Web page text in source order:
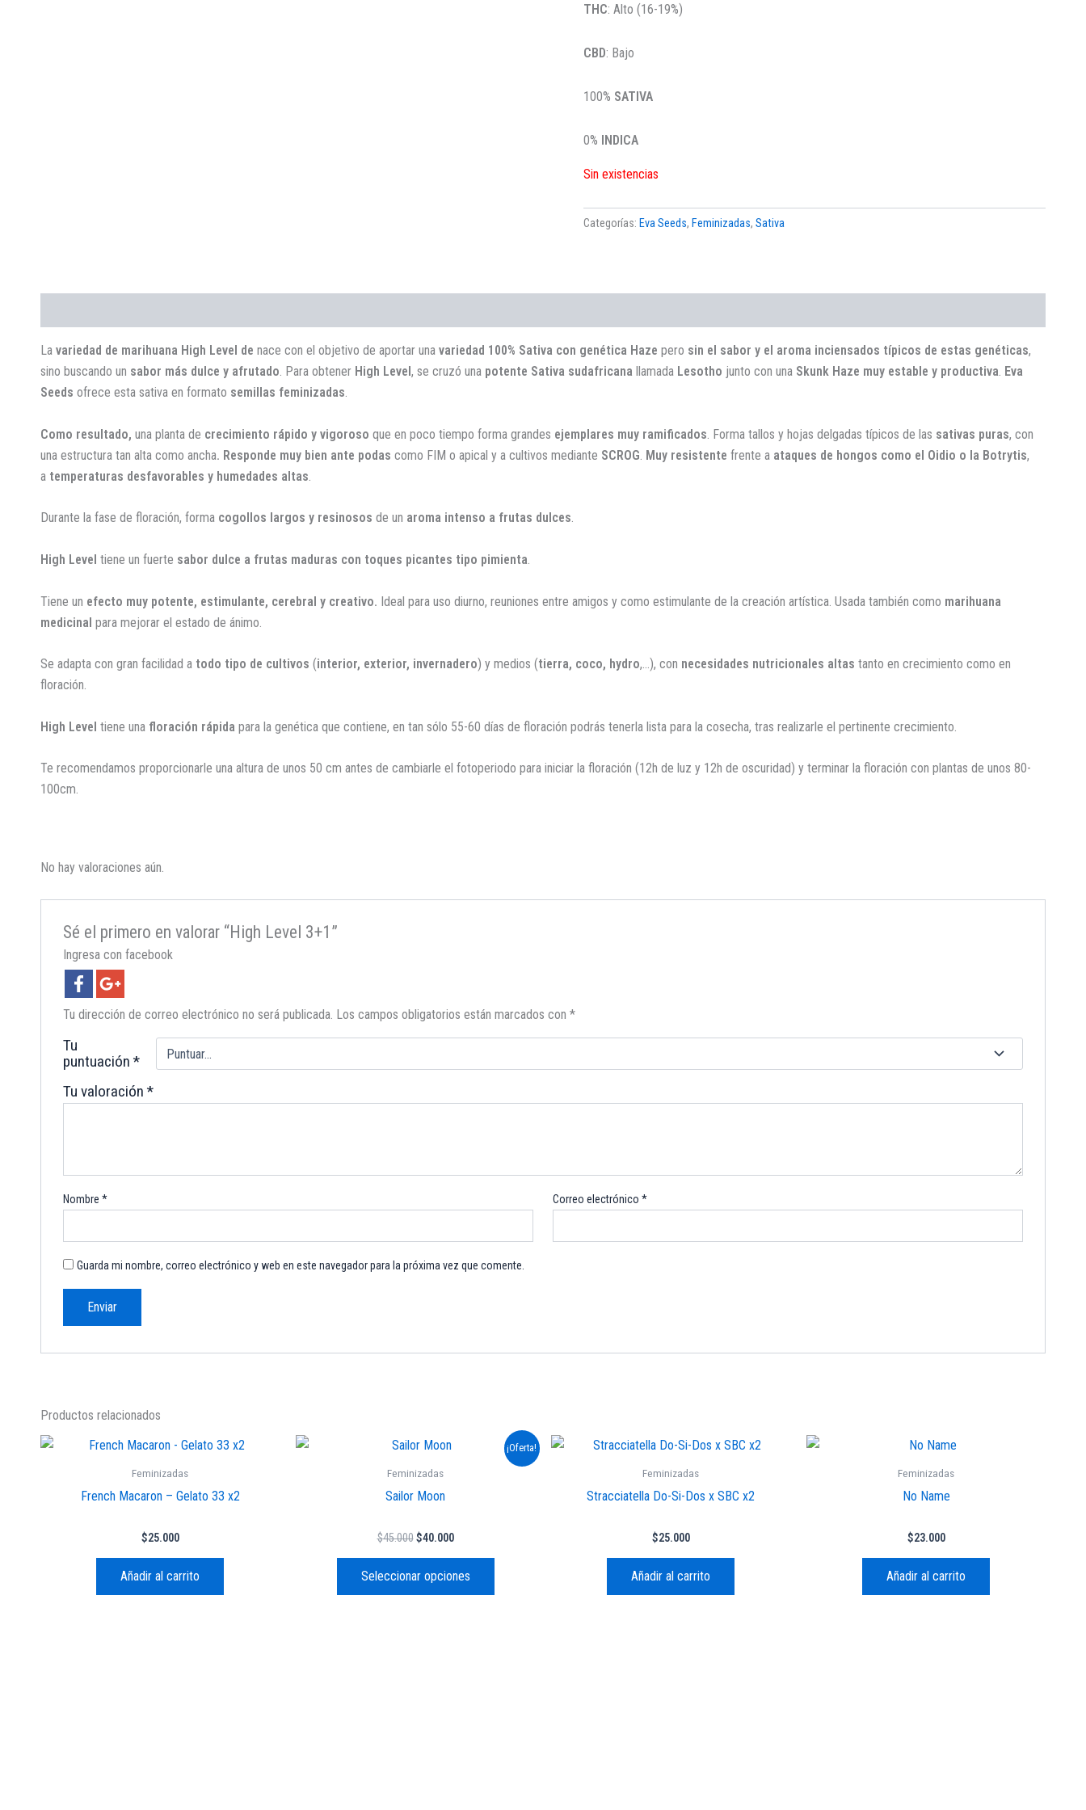
THC: Alto (16-19%)
CBD: Bajo
100% SATIVA
0% INDICA
Sin existencias
Categorías: Eva Seeds, Feminizadas, Sativa
La variedad de marihuana High Level de nace con el objetivo de aportar una variedad 100% Sativa con genética Haze pero sin el sabor y el aroma inciensados típicos de estas genéticas,
sino buscando un sabor más dulce y afrutado. Para obtener High Level , se cruzó una potente Sativa sudafricana llamada Lesotho junto con una Skunk Haze muy estable y productiva. Eva
Seeds ofrece esta sativa en formato semillas feminizadas.
Como resultado, una planta de crecimiento rápido y vigoroso que en poco tiempo forma grandes ejemplares muy ramificados. Forma tallos y hojas delgadas típicos de las sativas puras, con
una estructura tan alta como ancha. Responde muy bien ante podas como FIM o apical y a cultivos mediante SCROG. Muy resistente frente a ataques de hongos como el Oidio o la Botrytis,
a temperaturas desfavorables y humedades altas.
Durante la fase de floración, forma cogollos largos y resinosos de un aroma intenso a frutas dulces.
High Level tiene un fuerte sabor dulce a frutas maduras con toques picantes tipo pimienta.
Tiene un efecto muy potente, estimulante, cerebral y creativo. Ideal para uso diurno, reuniones entre amigos y como estimulante de la creación artística. Usada también como marihuana
medicinal para mejorar el estado de ánimo.
Se adapta con gran facilidad a todo tipo de cultivos (interior, exterior, invernadero) y medios (tierra, coco, hydro,…), con necesidades nutricionales altas tanto en crecimiento como en
floración.
High Level tiene una floración rápida para la genética que contiene, en tan sólo 55-60 días de floración podrás tenerla lista para la cosecha, tras realizarle el pertinente crecimiento.
Te recomendamos proporcionarle una altura de unos 50 cm antes de cambiarle el fotoperiodo para iniciar la floración (12h de luz y 12h de oscuridad) y terminar la floración con plantas de unos 80-
100cm.
No hay valoraciones aún.
Sé el primero en valorar “High Level 3+1”
Ingresa con facebook
Tu dirección de correo electrónico no será publicada. Los campos obligatorios están marcados con *
Tu
puntuación *
Tu valoración *
Nombre * Correo electrónico *
Guarda mi nombre, correo electrónico y web en este navegador para la próxima vez que comente.
Productos relacionados
Feminizadas
French Macaron – Gelato 33 x2
$25.000
Añadir al carrito
¡Oferta!
Feminizadas
Sailor Moon
$45.000
El
original
$45.000.
$40.000
Seleccionar opciones
Este
producto
se
Feminizadas
Stracciatella Do-Si-Dos x SBC x2
$25.000
Añadir al carrito
Feminizadas
No Name
$23.000
Añadir al carrito